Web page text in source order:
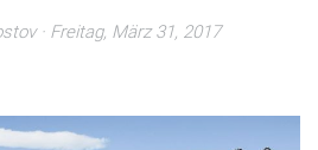
· Freitag, März 31, 2017